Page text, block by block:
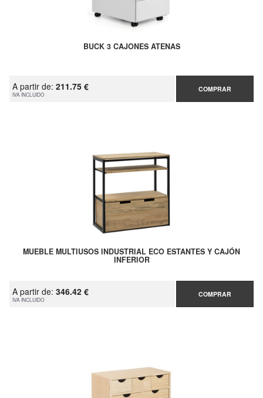
BUCK 3 CAJONES ATENAS
A partir de: 211.75 €
IVA INCLUIDO
COMPRAR
MUEBLE MULTIUSOS INDUSTRIAL ECO ESTANTES Y CAJÓN
INFERIOR
A partir de: 346.42 €
IVA INCLUIDO
COMPRAR